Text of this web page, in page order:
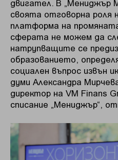
двигател. В „Мениджър
своята отговорна роля
платформа на
сферата не можем да
натрупващите се
образованието,
социален въпрос извън
думи Александра
директор на VM Finans
списание „Мениджър“,